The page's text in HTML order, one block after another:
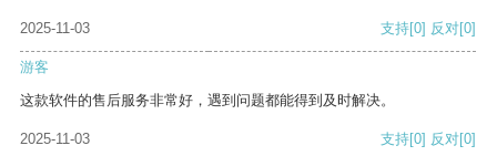
2025-11-03 支持[0] 反对[0]
游客
这款软件的售后服务非常好，遇到问题都能得到及时解决。
2025-11-03 支持[0] 反对[0]